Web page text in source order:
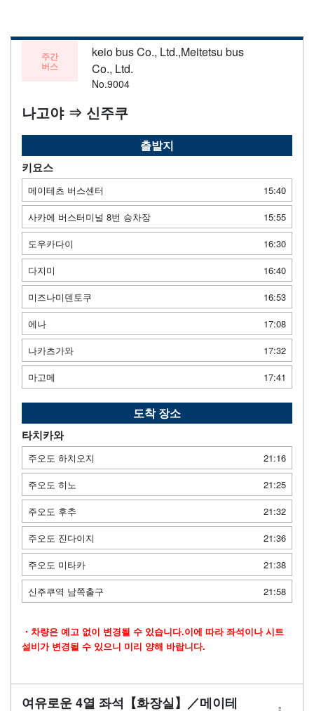
주간
버스
keio bus Co., Ltd.,Meitetsu bus
Co., Ltd.
No.9004
나고야 ⇒ 신주쿠
출발지
키요스
메이테츠 버스센터
15:40
사카에 버스터미널 8번 승차장
15:55
도우카다이
16:30
다지미
16:40
미즈나미덴토쿠
16:53
에나
17:08
나카츠가와
17:32
마고메
17:41
도착 장소
타치카와
주오도 하치오지
21:16
주오도 히노
21:25
주오도 후추
21:32
주오도 진다이지
21:36
주오도 미타카
21:38
신주쿠역 남쪽출구
21:58
・차량은 예고 없이 변경될 수 있습니다.이에 따라 좌석이나 시트
설비가 변경될 수 있으니 미리 양해 바랍니다.
여유로운 4열 좌석【화장실】／메이테